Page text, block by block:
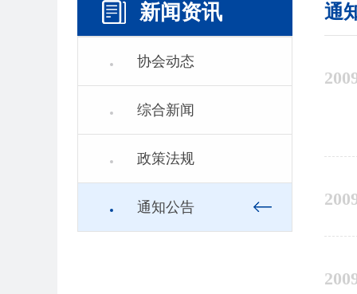
新闻资讯
协会动态
综合新闻
政策法规
通知公告
通